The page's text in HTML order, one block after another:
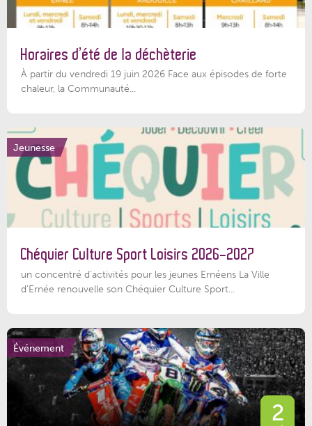
Horaires d’été de la déchèterie
À partir du vendredi 19 juin 2026 Face aux épisodes de forte
chaleur, la Communauté...
Jeunesse
Chéquier Culture Sport Loisirs 2026-2027
un concentré d’activités pour les jeunes Ernéens La Ville
d’Ernée renouvelle son Chéquier Culture Sport...
Événement
2